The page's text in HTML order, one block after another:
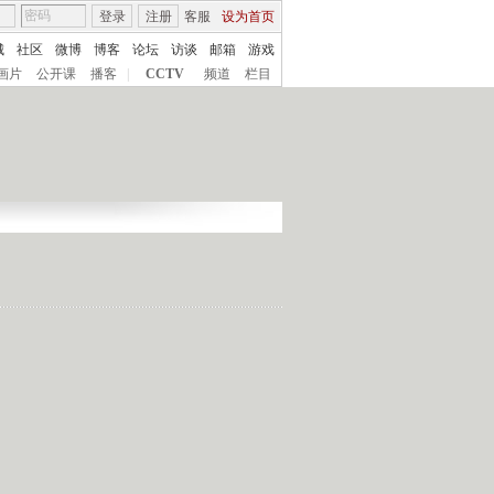
客服 设为首页
登录 注册
社区 微博 博客 论坛 访谈 邮箱
游戏
片
公开课 播客 CCTV 频道 栏目